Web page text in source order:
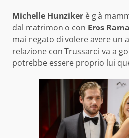
Michelle Hunziker è già
dal matrimonio con Eros
mai negato di volere avere un
relazione con Trussardi va a
potrebbe essere proprio lui